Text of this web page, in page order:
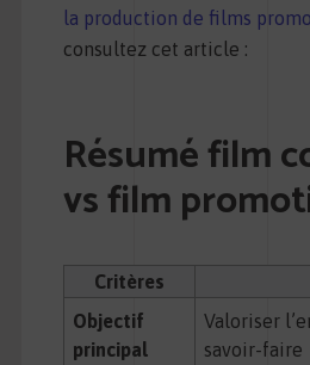
la production de films
consultez cet article :
Résumé film
vs film
Critères
Objectif
principal
Valoriser
savoir-faire